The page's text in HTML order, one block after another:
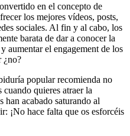
en el concepto de
los mejores vídeos, posts,
sociales. Al fin y al cabo, los
barata de dar a conocer la
aumentar el engagement de los
¿no?
popular recomienda no
quieres atraer la
han acabado saturando al
¡No hace falta que os esforcéis